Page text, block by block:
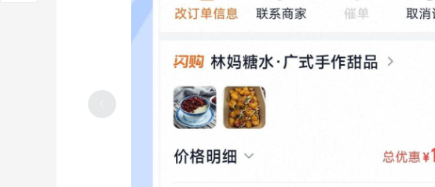
万万没想到淘宝闪购中了免单！点霸王茶